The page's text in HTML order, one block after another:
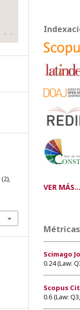
(2),
VER MÁS...
Métricas
Scimago
0.24 (Law:
Scopus
0.6 (Law: